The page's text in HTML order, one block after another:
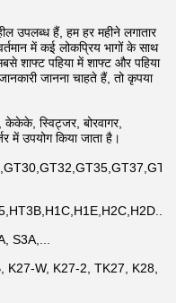
उपलब्ध हैं, हम हर महीने लगातार
में कई लोकप्रिय भागों के साथ
शाफ्ट पहिया में शाफ्ट और पहिया
जानना चाहते हैं, तो कृपया
केकेके, स्विट्जर, बोरवागर,
में उपयोग किया जाता है।
S3A,...
K27-W, K27-2, TK27, K28,